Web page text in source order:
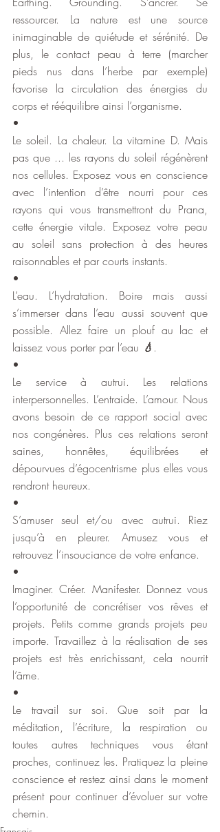
ressourcer. La nature est une source
inimaginable de quiétude et sérénité. De
plus, le contact peau à terre (marcher
pieds nus dans l’herbe par exemple)
favorise la circulation des énergies du
corps et rééquilibre ainsi l’organisme.
•
Le soleil. La chaleur. La vitamine D. Mais
pas que ... les rayons du soleil régénèrent
nos cellules. Exposez vous en conscience
avec l’intention d’être nourri pour ces
rayons qui vous transmettront du Prana,
cette énergie vitale. Exposez votre peau
au soleil sans protection à des heures
raisonnables et par courts instants.
•
L’eau. L’hydratation. Boire mais aussi
s’immerser dans l’eau aussi souvent que
possible. Allez faire un plouf au lac et
laissez vous porter par l’eau 💧 .
•
Le service à autrui. Les relations
interpersonnelles. L’entraide. L’amour. Nous
avons besoin de ce rapport social avec
nos congénères. Plus ces relations seront
saines, honnêtes, équilibrées et
dépourvues d’égocentrisme plus elles vous
rendront heureux.
•
S’amuser seul et/ou avec autrui. Riez
jusqu’à en pleurer. Amusez vous et
retrouvez l’insouciance de votre enfance.
•
Imaginer. Créer. Manifester. Donnez vous
l’opportunité de concrétiser vos rêves et
projets. Petits comme grands projets peu
importe. Travaillez à la réalisation de ses
projets est très enrichissant, cela nourrit
l’âme.
•
Le travail sur soi. Que soit par la
méditation, l’écriture, la respiration ou
toutes autres techniques vous étant
proches, continuez les. Pratiquez la pleine
conscience et restez ainsi dans le moment
présent pour continuer d’évoluer sur votre
chemin.